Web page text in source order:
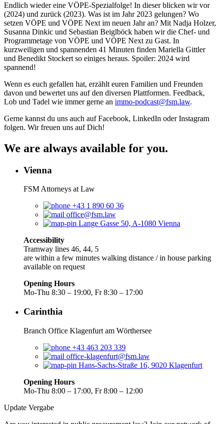
Endlich wieder eine VÖPE-Spezialfolge! In dieser blicken wir vor
(2024) und zurück (2023). Was ist im Jahr 2023 gelungen? Wo
setzen VÖPE und VÖPE Next im neuen Jahr an? Mit Nadja Holzer,
Susanna Dinkic und Sebastian Beiglböck haben wir die Chef- und
Programmetage von VÖPE und VÖPE Next zu Gast. In
kurzweiligen und spannenden 41 Minuten finden Mariella Gittler
und Benedikt Stockert so einiges heraus. Spoiler: 2024 wird
spannend!
Wenn es euch gefallen hat, erzählt euren Familien und Freunden
davon und bewertet uns auf den diversen Plattformen. Feedback,
Lob und Tadel wie immer gerne an ⁠⁠⁠⁠⁠⁠⁠⁠⁠immo-podcast@fsm.law⁠⁠⁠⁠⁠⁠⁠⁠⁠.
Gerne kannst du uns auch auf Facebook, LinkedIn oder Instagram
folgen. Wir freuen uns auf Dich!
We are always available for you.
Vienna
FSM Attorneys at Law
+43 1 890 60 36
office@fsm.law
Lange Gasse 50, A-1080 Vienna
Accessibility
Tramway lines 46, 44, 5
are within a few minutes walking distance / in house parking
available on request
Opening Hours
Mo-Thu 8:30 – 19:00, Fr 8:30 – 17:00
Carinthia
Branch Office Klagenfurt am Wörthersee
+43 463 203 339
office-klagenfurt@fsm.law
Hans-Sachs-Straße 16, 9020 Klagenfurt
Opening Hours
Mo-Thu 8:00 – 17:00, Fr 8:00 – 12:00
Update Vergabe